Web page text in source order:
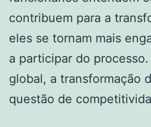
contribuem para a
eles se tornam mais
a participar do
global, a transformação
questão de